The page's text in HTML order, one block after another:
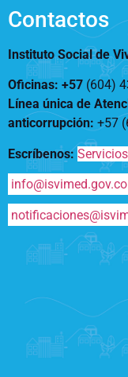
Contraste
Centro de
Más Información
Contactos
Instituto Social de
Oficinas: +57 (604)
Línea única de
anticorrupción: +57
Escríbenos:
info@isvimed.gov.co